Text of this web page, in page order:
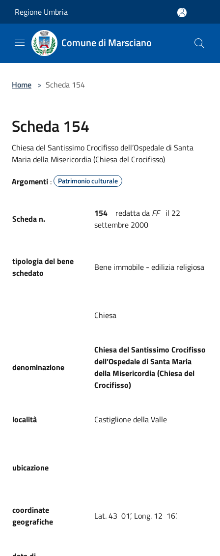
Regione Umbria
Comune di Marsciano
Home > Scheda 154
Scheda 154
Chiesa del Santissimo Crocifisso dell’Ospedale di Santa
Maria della Misericordia (Chiesa del Crocifisso)
Argomenti : Patrimonio culturale
Scheda n. 154 redatta da FF il 22
settembre 2000
tipologia del bene
schedato
Bene immobile - edilizia religiosa
Chiesa
denominazione
Chiesa del Santissimo Crocifisso
dell’Ospedale di Santa Maria
della Misericordia (Chiesa del
Crocifisso)
località Castiglione della Valle
ubicazione
coordinate
geografiche
Lat. 43 01’, Long. 12 16’.